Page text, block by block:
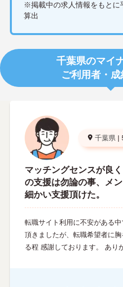
※掲載中の求人情報をもとに
算出
千葉県のマイ
ご利用者・
千葉県 |
マッチングセンスが良
の支援は勿論の事、メ
細かい支援頂けた。
転職サイト利用に不安がある
頂きましたが、転職希望者に
る程 感謝しております。 あり